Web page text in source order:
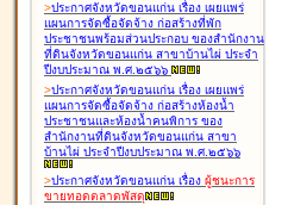
>ประกาศจังหวัดขอนแก่น เรื่อง เผยแพร่
แผนการจัดซื้อจัดจ้าง ก่อสร้างที่พัก
ประชาชนพร้อมส่วนประกอบ ของสำนักงาน
ที่ดินจังหวัดขอนแก่น สาขาบ้านไผ่ ประจำ
ปีงบประมาณ พ.ศ.๒๕๖๖
>ประกาศจังหวัดขอนแก่น เรื่อง เผยแพร่
แผนการจัดซื้อจัดจ้าง ก่อสร้างห้องน้ำ
ประชาชนและห้องน้ำคนพิการ ของ
สำนักงานที่ดินจังหวัดขอนแก่น สาขา
บ้านไผ่ ประจำปีงบประมาณ พ.ศ.๒๕๖๖
>ประกาศจังหวัดขอนแก่น เรื่อง ผู้ชนะการ
ขายทอดตลาดพัสดุ